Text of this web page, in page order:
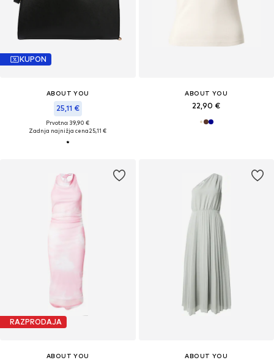
KUPON
ABOUT YOU
25,11 €
Prvotno: 39,90 €
Zadnja najnižja cena25,11 €
ABOUT YOU
22,90 €
RAZPRODAJA
ABOUT YOU ABOUT YOU